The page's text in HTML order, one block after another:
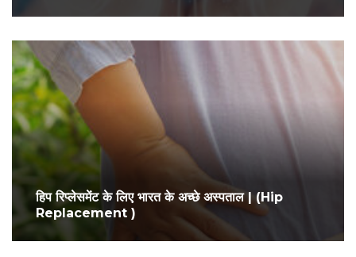
हिप रिप्लेसमेंट के लिए भारत के अच्छे अस्पताल | (Hip
Replacement )